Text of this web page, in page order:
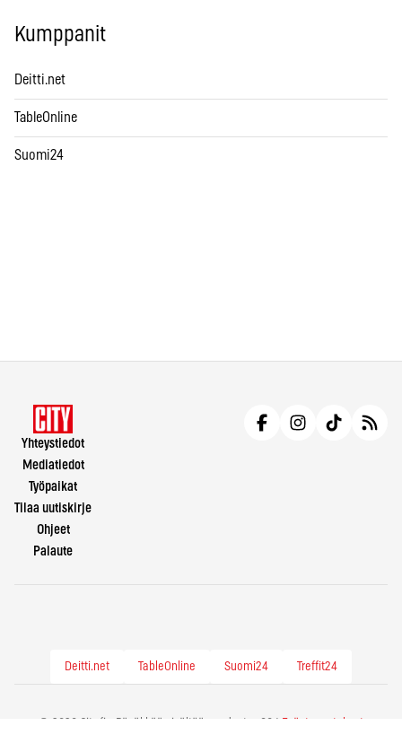
Kumppanit
Deitti.net
TableOnline
Suomi24
Yhteystiedot
Mediatiedot
Työpaikat
Tilaa uutiskirje
Ohjeet
Palaute
Deitti.net TableOnline Suomi24 Treffit24